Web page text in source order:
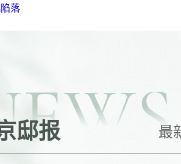
凯蒂猫梦想商店
邸报 最